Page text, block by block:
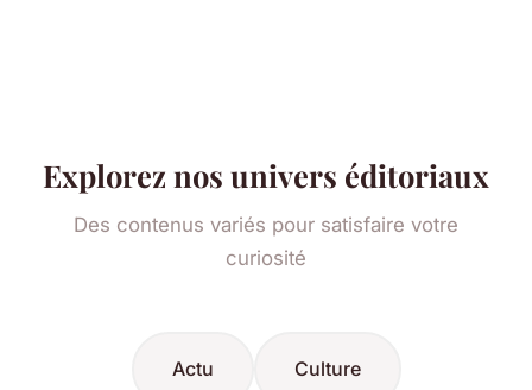
Explorez nos univers éditoriaux
Des contenus variés pour satisfaire votre
curiosité
Actu Culture